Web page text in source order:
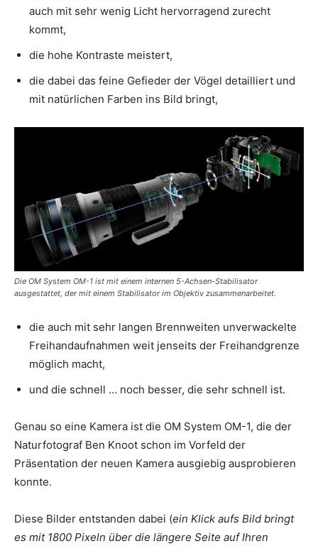
auch mit sehr wenig Licht hervorragend zurecht
kommt,
die hohe Kontraste meistert,
die dabei das feine Gefieder der Vögel detailliert und
mit natürlichen Farben ins Bild bringt,
Die OM System OM-1 ist mit einem internen 5-Achsen-Stabilisator
ausgestattet, der mit einem Stabilisator im Objektiv zusammenarbeitet.
die auch mit sehr langen Brennweiten unverwackelte
Freihandaufnahmen weit jenseits der Freihandgrenze
möglich macht,
und die schnell … noch besser, die sehr schnell ist.
Genau so eine Kamera ist die OM System OM-1, die der
Naturfotograf Ben Knoot schon im Vorfeld der
Präsentation der neuen Kamera ausgiebig ausprobieren
konnte.
Diese Bilder entstanden dabei (ein Klick aufs Bild bringt
es mit 1800 Pixeln über die längere Seite auf Ihren